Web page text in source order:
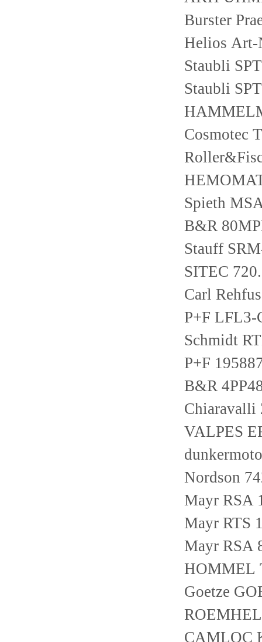
Burster
Helios Art-
Staubli
Staubli
Cosmotec
Spieth
B&R
Stauff
SITEC
Carl
P+F LFL3-
Schmidt
P+F
B&R
Chiaravalli
VALPES
Nordson
Mayr RSA
Mayr RTS
Mayr RSA
HOMMEL
Goetze
CAMLOC